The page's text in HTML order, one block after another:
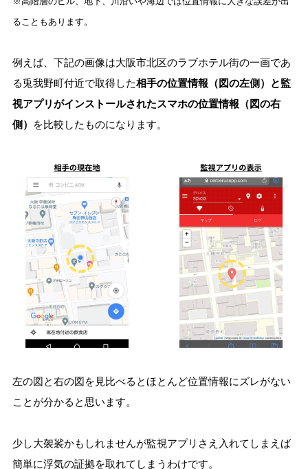
ることもあります。
例えば、下記の画像は大阪市北区のラブホテル街の一画であ
る兎我野町付近で取得した相手の位置情報（図の左側）と監
視アプリがインストールされたスマホの位置情報（図の右
側）
を比較したものになります。
左の図と右の図を見比べるとほとんど位置情報にズレがない
ことが分かると思います。
少し大袈裟かもしれませんが監視アプリさえ入れてしまえば
簡単に浮気の証拠を取れてしまうわけです。